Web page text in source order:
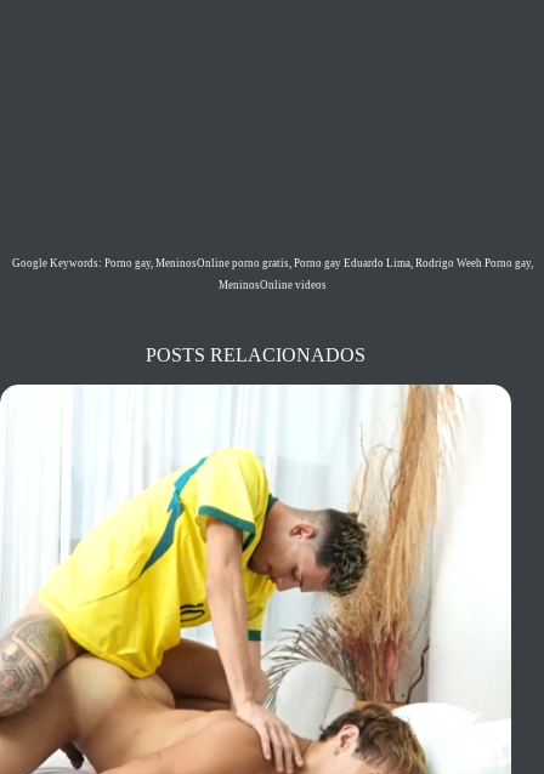
Google Keywords: Porno gay, MeninosOnline porno gratis, Porno gay Eduardo Lima, Rodrigo Weeh Porno gay,
MeninosOnline videos
POSTS RELACIONADOS